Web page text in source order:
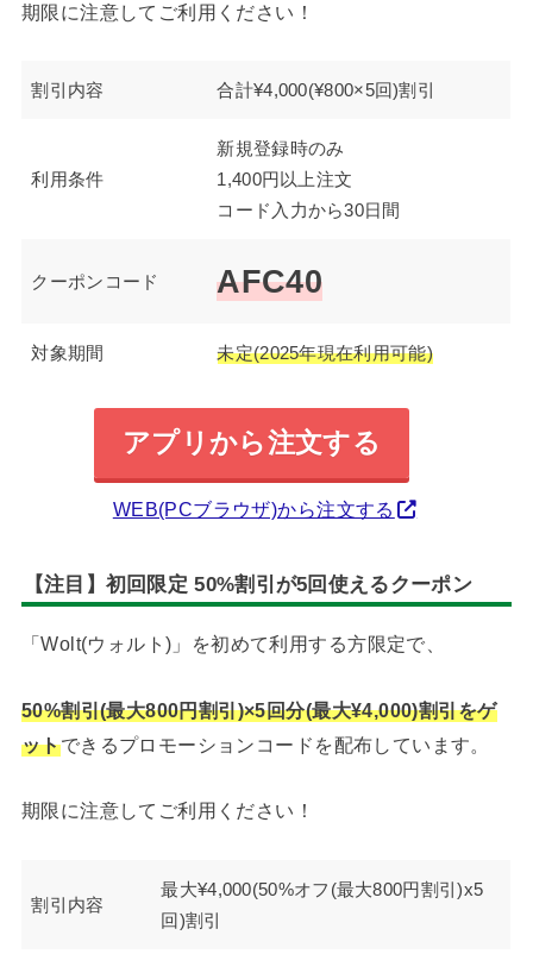
期限に注意してご利用ください！
割引内容 合計¥4,000(¥800×5回)割引
利用条件
新規登録時のみ
1,400円以上注文
コード入力から30日間
クーポンコード AFC40
対象期間 未定(2025年現在利用可能)
アプリから注文する
WEB(PCブラウザ)から注文する
【注目】初回限定 50%割引が5回使えるクーポン
「Wolt(ウォルト)」を初めて利用する方限定で、
50%割引(最大800円割引)×5回分(最大¥4,000)割引をゲ
ットできるプロモーションコードを配布しています。
期限に注意してご利用ください！
割引内容
最大¥4,000(50%オフ(最大800円割引)x5
回)割引